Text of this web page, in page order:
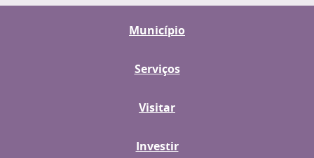
Município
Serviços
Visitar
Investir